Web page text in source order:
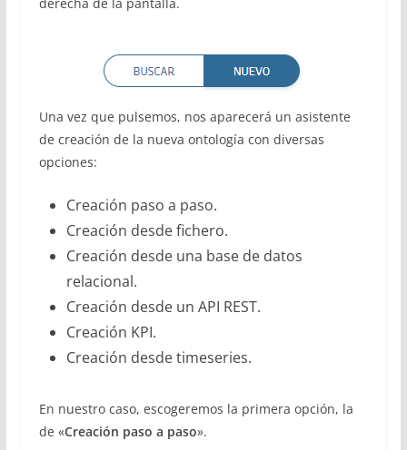
Una vez que pulsemos, nos aparecerá un asistente
de creación de la nueva ontología con diversas
opciones:
Creación paso a paso.
Creación desde fichero.
Creación desde una base de datos
relacional.
Creación desde un API REST.
Creación KPI.
Creación desde timeseries.
En nuestro caso, escogeremos la primera opción, la
de «Creación paso a paso».